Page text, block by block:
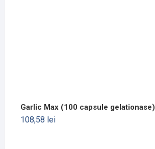
Garlic Max (100 capsule gelationase)
108,58 lei